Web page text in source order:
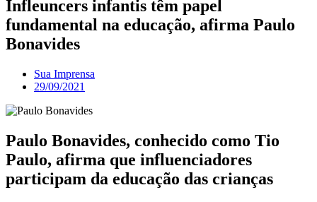
Infleuncers infantis têm papel
fundamental na educação, afirma Paulo
Bonavides
Sua Imprensa
29/09/2021
Paulo Bonavides, conhecido como Tio
Paulo, afirma que influenciadores
participam da educação das crianças